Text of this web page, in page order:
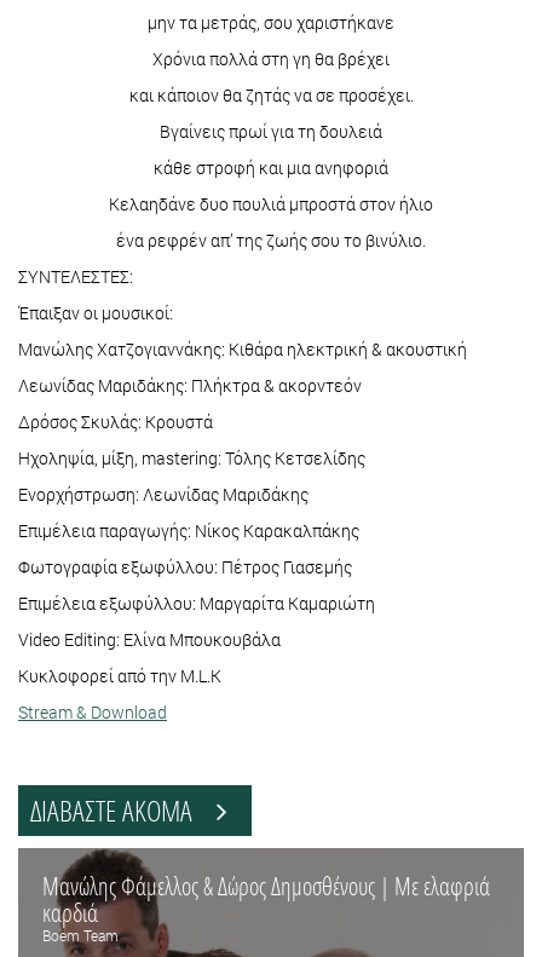
μην τα μετράς, σου χαριστήκανε
Χρόνια πολλά στη γη θα βρέχει
και κάποιον θα ζητάς να σε προσέχει.
Βγαίνεις πρωί για τη δουλειά
κάθε στροφή και μια ανηφοριά
Κελαηδάνε δυο πουλιά μπροστά στον ήλιο
ένα ρεφρέν απ’ της ζωής σου το βινύλιο.
ΣΥΝΤΕΛΕΣΤΕΣ:
Έπαιξαν οι μουσικοί:
Μανώλης Χατζογιαννάκης: Κιθάρα ηλεκτρική & ακουστική
Λεωνίδας Μαριδάκης: Πλήκτρα & ακορντεόν
Δρόσος Σκυλάς: Κρουστά
Ηχοληψία, μίξη, mastering: Τόλης Κετσελίδης
Ενορχήστρωση: Λεωνίδας Μαριδάκης
Επιμέλεια παραγωγής: Νίκος Καρακαλπάκης
Φωτογραφία εξωφύλλου: Πέτρος Γιασεμής
Επιμέλεια εξωφύλλου: Mαργαρίτα Καμαριώτη
Video Editing: Ελίνα Μπουκουβάλα
Κυκλοφορεί από την M.L.K
Stream & Download
ΔΙΑΒΑΣΤΕ ΑΚΟΜΑ
Μανώλης Φάμελλος & Δώρος Δημοσθένους | Με ελαφριά
καρδιά
Boem Team